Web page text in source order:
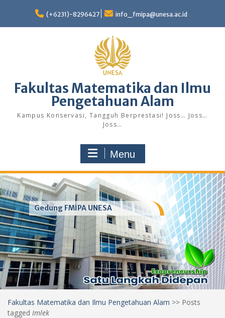
content
(+6231)-8296427 info_fmipa@unesa.ac.id
Fakultas Matematika dan Ilmu
Pengetahuan Alam
Kampus Konservasi, Tangguh Berprestasi! Joss… Joss…
Joss…
Menu
Gedung FMIPA UNESA
Fakultas Matematika dan Ilmu Pengetahuan Alam >> Posts
tagged Imlek